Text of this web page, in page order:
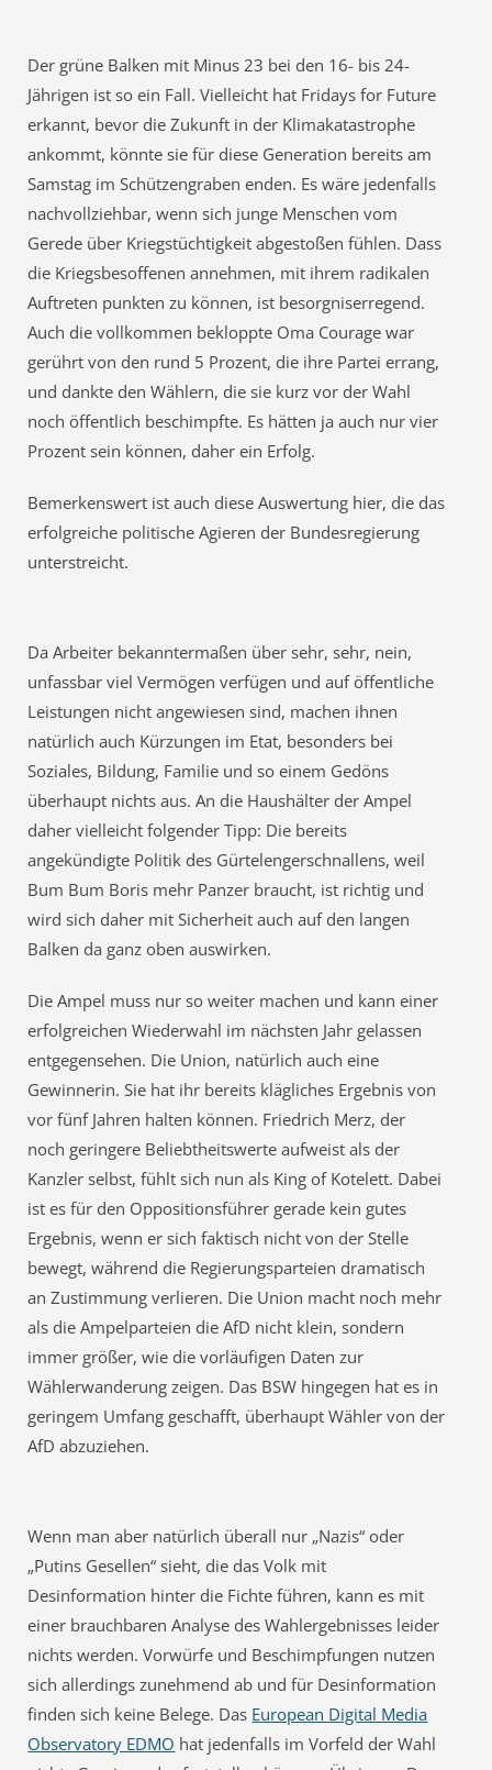
Der grüne Balken mit Minus 23 bei den 16- bis 24-
Jährigen ist so ein Fall. Vielleicht hat Fridays for Future
erkannt, bevor die Zukunft in der Klimakatastrophe
ankommt, könnte sie für diese Generation bereits am
Samstag im Schützengraben enden. Es wäre jedenfalls
nachvollziehbar, wenn sich junge Menschen vom
Gerede über Kriegstüchtigkeit abgestoßen fühlen. Dass
die Kriegsbesoffenen annehmen, mit ihrem radikalen
Auftreten punkten zu können, ist besorgniserregend.
Auch die vollkommen bekloppte Oma Courage war
gerührt von den rund 5 Prozent, die ihre Partei errang,
und dankte den Wählern, die sie kurz vor der Wahl
noch öffentlich beschimpfte. Es hätten ja auch nur vier
Prozent sein können, daher ein Erfolg.
Bemerkenswert ist auch diese Auswertung hier, die das
erfolgreiche politische Agieren der Bundesregierung
unterstreicht.
Da Arbeiter bekanntermaßen über sehr, sehr, nein,
unfassbar viel Vermögen verfügen und auf öffentliche
Leistungen nicht angewiesen sind, machen ihnen
natürlich auch Kürzungen im Etat, besonders bei
Soziales, Bildung, Familie und so einem Gedöns
überhaupt nichts aus. An die Haushälter der Ampel
daher vielleicht folgender Tipp: Die bereits
angekündigte Politik des Gürtelengerschnallens, weil
Bum Bum Boris mehr Panzer braucht, ist richtig und
wird sich daher mit Sicherheit auch auf den langen
Balken da ganz oben auswirken.
Die Ampel muss nur so weiter machen und kann einer
erfolgreichen Wiederwahl im nächsten Jahr gelassen
entgegensehen. Die Union, natürlich auch eine
Gewinnerin. Sie hat ihr bereits klägliches Ergebnis von
vor fünf Jahren halten können. Friedrich Merz, der
noch geringere Beliebtheitswerte aufweist als der
Kanzler selbst, fühlt sich nun als King of Kotelett. Dabei
ist es für den Oppositionsführer gerade kein gutes
Ergebnis, wenn er sich faktisch nicht von der Stelle
bewegt, während die Regierungsparteien dramatisch
an Zustimmung verlieren. Die Union macht noch mehr
als die Ampelparteien die AfD nicht klein, sondern
immer größer, wie die vorläufigen Daten zur
Wählerwanderung zeigen. Das BSW hingegen hat es in
geringem Umfang geschafft, überhaupt Wähler von der
AfD abzuziehen.
Wenn man aber natürlich überall nur „Nazis“ oder
„Putins Gesellen“ sieht, die das Volk mit
Desinformation hinter die Fichte führen, kann es mit
einer brauchbaren Analyse des Wahlergebnisses leider
nichts werden. Vorwürfe und Beschimpfungen nutzen
sich allerdings zunehmend ab und für Desinformation
finden sich keine Belege. Das European Digital Media
Observatory EDMO hat jedenfalls im Vorfeld der Wahl